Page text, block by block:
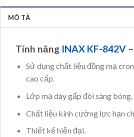
MÔ TẢ
Tính năng INAX KF-842V –
Sử dụng chất liệu đồng mạ
cao cấp.
Lớp mạ dày gấp đôi sáng bóng.
Chất liệu kính cường lực hạn
Thiết kế hiện đại.